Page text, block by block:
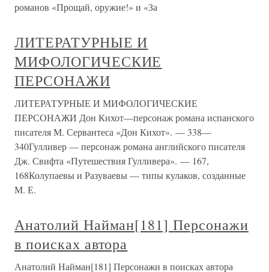
романов «Прощай, оружие!» и «За
ЛИТЕРАТУРНЫЕ И
МИФОЛОГИЧЕСКИЕ
ПЕРСОНАЖИ
ЛИТЕРАТУРНЫЕ И МИФОЛОГИЧЕСКИЕ
ПЕРСОНАЖИ Дон Кихот—персонаж романа испанского
писателя М. Сервантеса «Дон Кихот». — 338—
340Гулливер — персонаж романа английского писателя
Дж. Свифта «Путешествия Гулливера». — 167,
168Колупаевы и Разуваевы — типы кулаков, созданные
М. Е.
Анатолий Найман[181] Персонажи
в поисках автора
Анатолий Найман[181] Персонажи в поисках автора